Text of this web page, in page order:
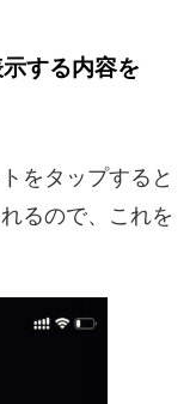
する内容を
をタップすると
るので、これを